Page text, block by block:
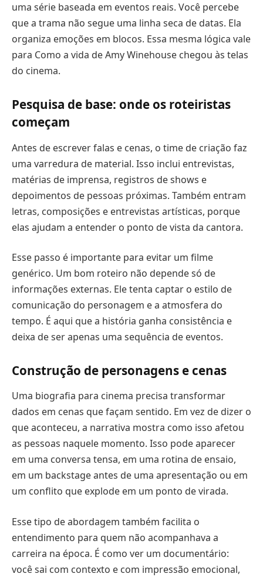
uma série baseada em eventos reais. Você percebe
que a trama não segue uma linha seca de datas. Ela
organiza emoções em blocos. Essa mesma lógica vale
para Como a vida de Amy Winehouse chegou às telas
do cinema.
Pesquisa de base: onde os roteiristas
começam
Antes de escrever falas e cenas, o time de criação faz
uma varredura de material. Isso inclui entrevistas,
matérias de imprensa, registros de shows e
depoimentos de pessoas próximas. Também entram
letras, composições e entrevistas artísticas, porque
elas ajudam a entender o ponto de vista da cantora.
Esse passo é importante para evitar um filme
genérico. Um bom roteiro não depende só de
informações externas. Ele tenta captar o estilo de
comunicação do personagem e a atmosfera do
tempo. É aqui que a história ganha consistência e
deixa de ser apenas uma sequência de eventos.
Construção de personagens e cenas
Uma biografia para cinema precisa transformar
dados em cenas que façam sentido. Em vez de dizer o
que aconteceu, a narrativa mostra como isso afetou
as pessoas naquele momento. Isso pode aparecer
em uma conversa tensa, em uma rotina de ensaio,
em um backstage antes de uma apresentação ou em
um conflito que explode em um ponto de virada.
Esse tipo de abordagem também facilita o
entendimento para quem não acompanhava a
carreira na época. É como ver um documentário:
você sai com contexto e com impressão emocional,